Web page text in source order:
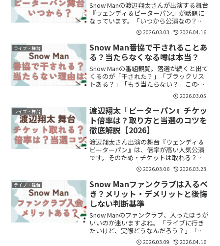
Snow Manの渡辺翔太さんが出演する舞台
『ウェンディ＆ピーターパン』が話題に
なっています。「いつから公演なの？」
「どこの会場でやるの？」「チケット倍
率はどれくらい？」と気になっている方
も多いのではないでしょうか。この記事
では、公演日程や...
2026.03.03 2026.04.16
ライブ・舞台
Snow Man番協で干されることあ
る？当たらなくなる噂は本当？
Snow Manの番組観覧。落選が続くと出て
くるのが「干された？」「ブラックリス
トある？」「もう当たらない？」この不
安。結論から言うと、公式に“干す”とい
う発表はありません。ただし、注意すべ
き行動はあります。干されるってどうい
う意味？ファン...
2026.03.05
ライブ・舞台
渡辺翔太『ピーターパン』チケッ
ト倍率は？取り方と当選のコツを
徹底解説【2026】
渡辺翔太さん出演の舞台『ウェンディ＆
ピーターパン』は、倍率が高い人気公演
です。そのため・チケットは取れる？・
一般でも間に合う？・どうすれば当たり
やすい？と不安に感じている方も多いと
思います。結論から言うと、事前に準備
すれば当選のチャンスは十...
2026.03.06 2026.03.23
ライブ・舞台
Snow Manファンクラブは入るべ
き？メリット・デメリットと後悔
しない判断基準
Snow Manのファンクラブ、入ったほうが
いいのか迷いますよね。「ライブに行き
たいけど、実際どうなんだろう？」「入
って後悔しない？」と気になっている方
2026.03.09 2026.04.16